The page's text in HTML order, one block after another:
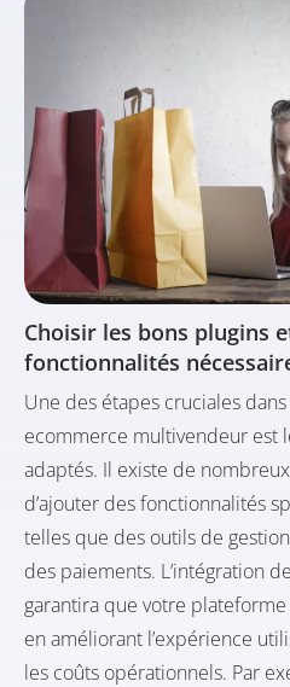
Choisir les bons plugins
fonctionnalités
Une des étapes cruciales
ecommerce multivendeur est
adaptés. Il existe de
d’ajouter des fonctionnalités
telles que des outils de
des paiements. L’intégration
garantira que votre
en améliorant l’expérience
les coûts opérationnels. Par